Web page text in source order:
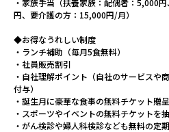
円、要介護の方：15,000円/月）
◆お得なうれしい制度
・ランチ補助（毎月5食無料）
・社員販売割引
・自社理解ポイント（自社のサービスや
付与）
・誕生月に豪華な食事の無料チケット贈呈
・スポーツやイベントの無料チケットを
・がん検診や婦人科検診なども無料の定